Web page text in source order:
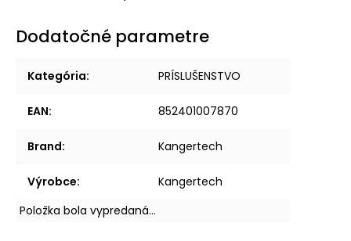
Dodatočné parametre
Kategória: PRÍSLUŠENSTVO
EAN: 852401007870
Brand: Kangertech
Výrobce:
Kangertech
Položka bola vypredaná…